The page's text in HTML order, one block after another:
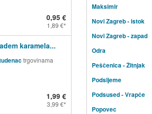
0,95 €
1,89 €
karamela...
trgovinama
1,99 €
3,99 €
Maksimir
Novi Zagreb - istok
Novi Zagreb - zapad
Odra
Peščenica - Žitnjak
Podsljeme
Podsused - Vrapče
Popovec